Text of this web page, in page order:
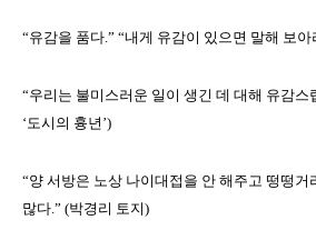
“유감을 품다.” “내게 유감이 있으면 말해 보아
“우리는 불미스러운 일이 생긴 데 대해 유감스
‘도시의 흉년’)
“양 서방은 노상 나이대접을 안 해주고 떵떵거
많다.” (박경리 토지)